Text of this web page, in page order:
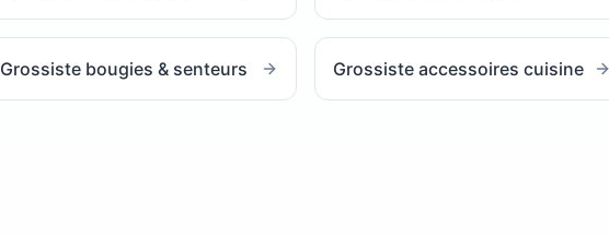
Grossiste bougies & senteurs Grossiste accessoires cuisine